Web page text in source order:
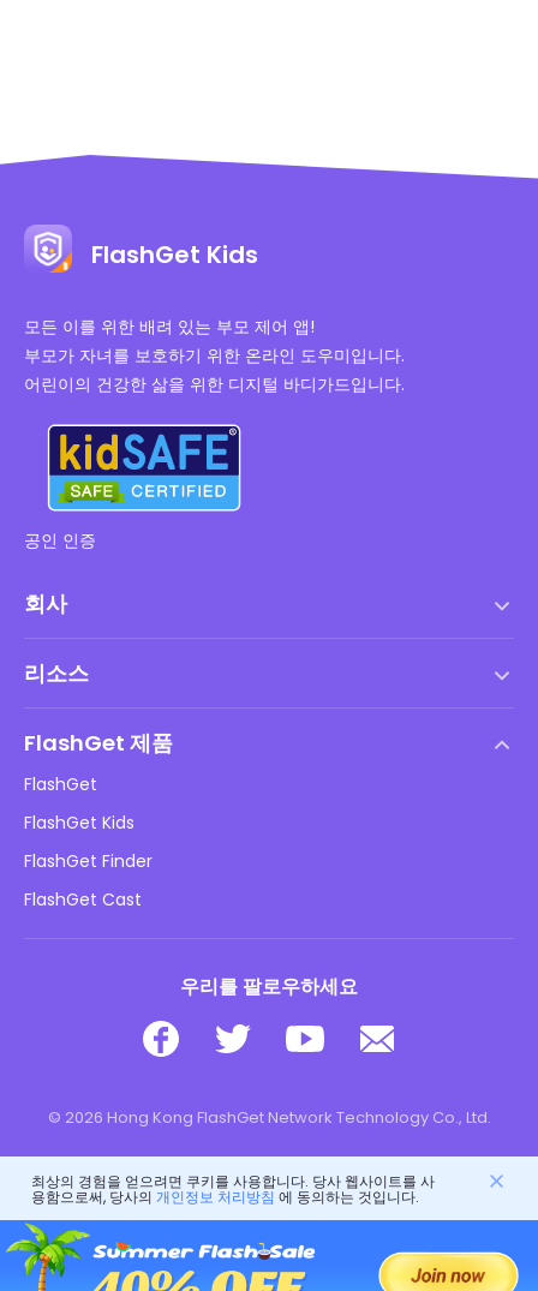
FlashGet Kids
모든 이를 위한 배려 있는 부모 제어 앱!
부모가 자녀를 보호하기 위한 온라인 도우미입니다.
어린이의 건강한 삶을 위한 디지털 바디가드입니다.
공인 인증
회사
DMCA 정책
개인정보 처리방침
광고 정책
내 정보를 판매하지 마십시오
리소스
아동 온라인 안전
다운로드
FlashGet 제품
FlashGet
FlashGet Kids
FlashGet Finder
FlashGet Cast
우리를 팔로우하세요
© 2026 Hong Kong FlashGet Network Technology Co., Ltd.
최상의 경험을 얻으려면 쿠키를 사용합니다. 당사 웹사이트를 사
용함으로써, 당사의 개인정보 처리방침 에 동의하는 것입니다.